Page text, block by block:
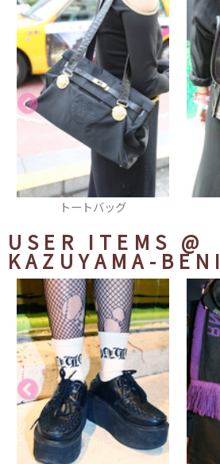
リュック
USER ITEMS @
KAZUYAMA-BENI